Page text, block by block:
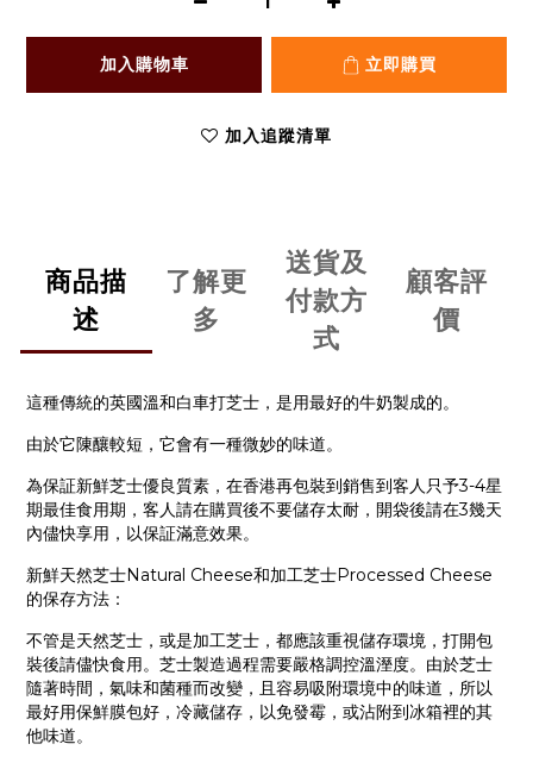
加入購物車 立即購買
加入追蹤清單
商品描
述
了解更
多
送貨及
付款方
式
顧客評
價
這種傳統的英國溫和白車打芝士，是用最好的牛奶製成的。
由於它陳釀較短 ，它會有一種微妙的味道。
為保証新鮮芝士優良質素，在香港再包裝到銷售到客人只予3-4星
期最佳食用期，客人請在購買後不要儲存太耐，開袋後請在3幾天
內儘快享用，以保証滿意效果。
新鮮天然芝士Natural Cheese和加工芝士Processed Cheese
的保存方法：
不管是天然芝士，或是加工芝士，都應該重視儲存環境，打開包
裝後請儘快食用。芝士製造過程需要嚴格調控溫溼度。由於芝士
隨著時間，氣味和菌種而改變，且容易吸附環境中的味道，所以
最好用保鮮膜包好，冷藏儲存，以免發霉，或沾附到冰箱裡的其
他味道。